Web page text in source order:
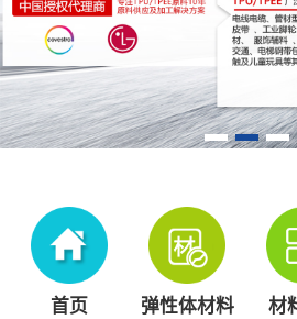
首页 弹性体材料 材